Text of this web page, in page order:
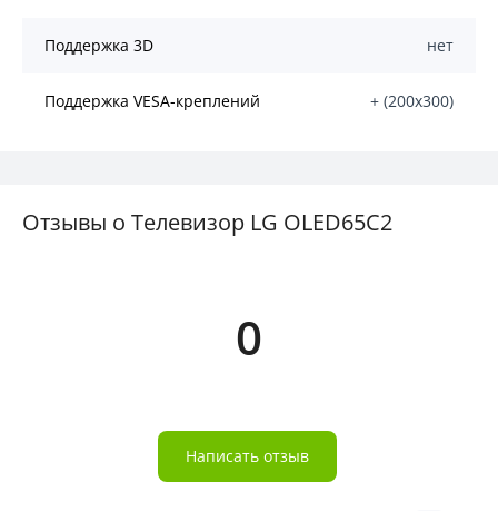
Поддержка 3D нет
Поддержка VESA-креплений + (200х300)
Отзывы о Телевизор LG OLED65C2
0
Написать отзыв